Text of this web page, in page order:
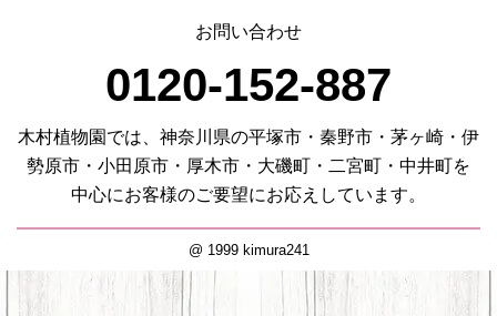
お問い合わせ
0120-152-887
木村植物園では、神奈川県の平塚市・秦野市・茅ヶ崎・伊
勢原市・小田原市・厚木市・大磯町・二宮町・中井町を
中心にお客様のご要望にお応えしています。
@ 1999 kimura241